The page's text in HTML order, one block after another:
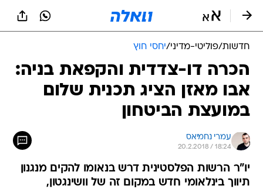
חדשות/פוליטי-מדיני/יחסי חוץ
הכרה דו-צדדית והקפאת בניה:
אבו מאזן הציג תכנית שלום
במועצת הביטחון
עמרי נחמיאס
20.2.2018 / 18:24
יו"ר הרשות הפלסטינית דרש בנאומו להקים מנגנון
תיווך בינלאומי חדש במקום זה של וושינגטון,